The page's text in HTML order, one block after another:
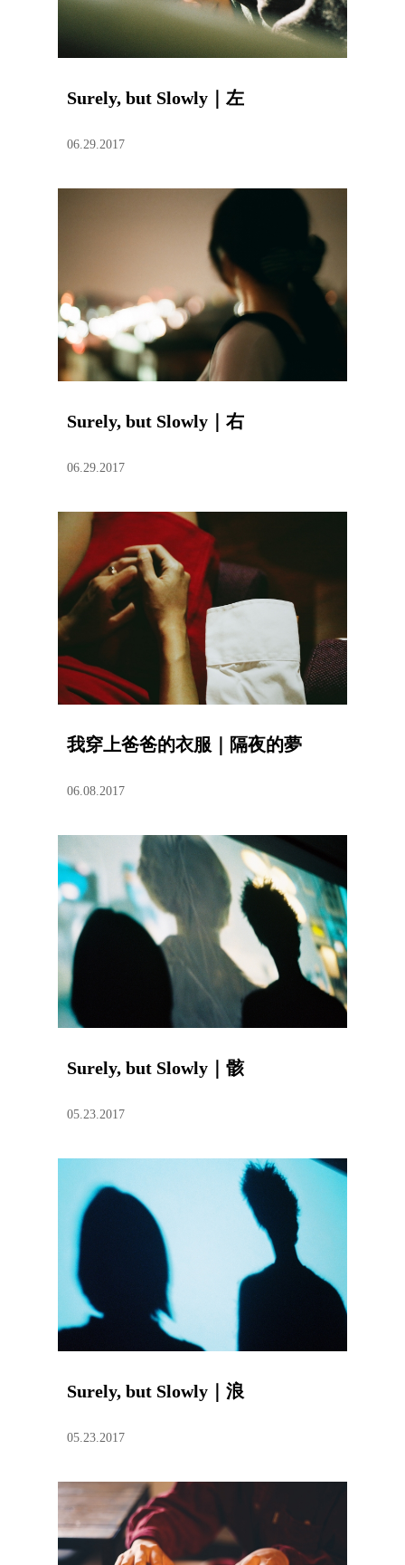
Surely, but Slowly｜左
06.29.2017
Surely, but Slowly｜右
06.29.2017
我穿上爸爸的衣服｜隔夜的夢
06.08.2017
Surely, but Slowly｜骸
05.23.2017
Surely, but Slowly｜浪
05.23.2017